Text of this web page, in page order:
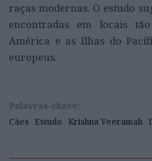
raças modernas. O estudo
encontradas em locais
América e as Ilhas do
europeus.
Palavras-chave:
Cães Estudo Krishna Veeramah